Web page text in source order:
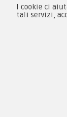
I cookie ci
tali servizi,